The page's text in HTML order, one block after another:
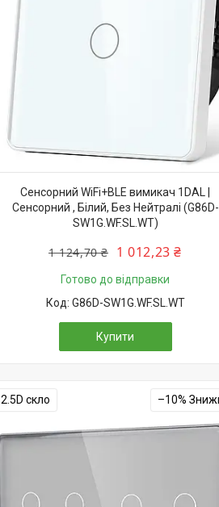
Сенсорний WiFi+BLE вимикач 1DAL |
Сенсорний , Білий, Без Нейтралі (G86D-
SW1G.WF.SL.WT)
1 124,70 ₴ 1 012,23 ₴
Готово до відправки
G86D-SW1G.WF.SL.WT
Купити
2.5D скло –10%